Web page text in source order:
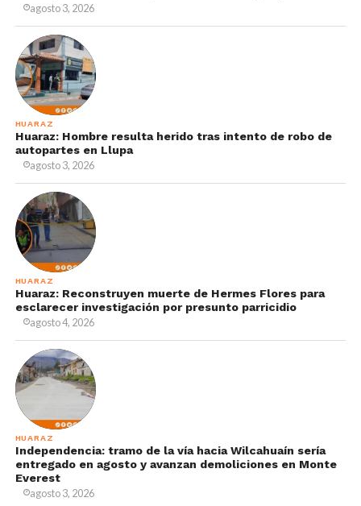
agosto 3, 2026
HUARAZ
Huaraz: Hombre resulta herido tras intento de robo de
autopartes en Llupa
agosto 3, 2026
HUARAZ
Huaraz: Reconstruyen muerte de Hermes Flores para
esclarecer investigación por presunto parricidio
agosto 4, 2026
HUARAZ
Independencia: tramo de la vía hacia Wilcahuaín sería
entregado en agosto y avanzan demoliciones en Monte
Everest
agosto 3, 2026